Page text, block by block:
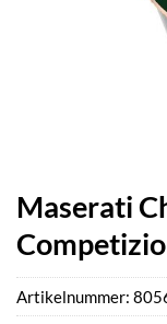
Maserati
Artikelnummer: